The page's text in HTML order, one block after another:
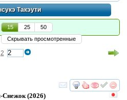
Такэути
15 25
50
Скрывать просмотренные
2
смотреть
Снежок (2026)